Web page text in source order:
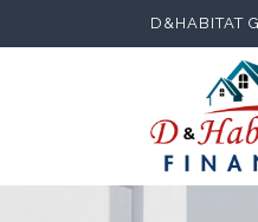
D&HABITAT